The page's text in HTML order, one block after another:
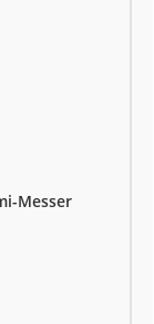
Messer